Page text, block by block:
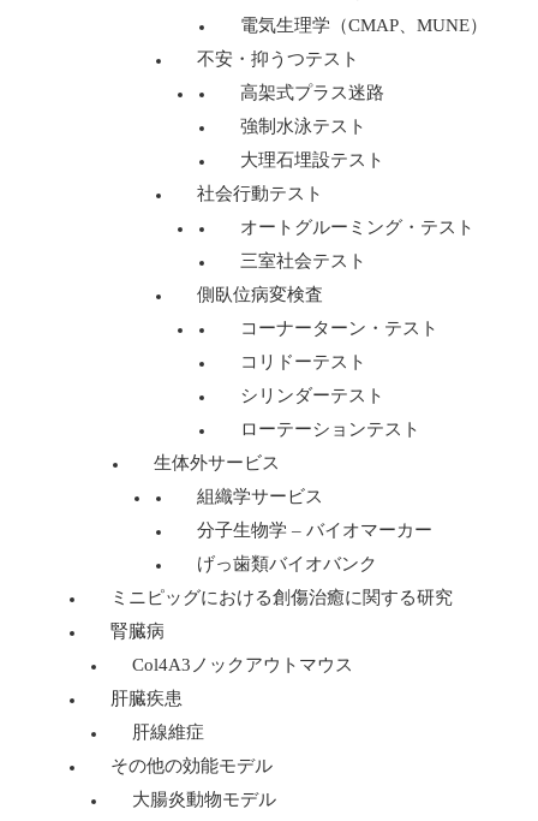
電気生理学（CMAP、MUNE）
不安・抑うつテスト
高架式プラス迷路
強制水泳テスト
大理石埋設テスト
社会行動テスト
オートグルーミング・テスト
三室社会テスト
側臥位病変検査
コーナーターン・テスト
コリドーテスト
シリンダーテスト
ローテーションテスト
生体外サービス
組織学サービス
分子生物学 – バイオマーカー
げっ歯類バイオバンク
ミニピッグにおける創傷治癒に関する研究
腎臓病
Col4A3ノックアウトマウス
肝臓疾患
肝線維症
その他の効能モデル
大腸炎動物モデル